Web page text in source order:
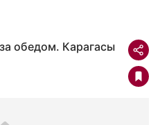
обедом. Карагасы